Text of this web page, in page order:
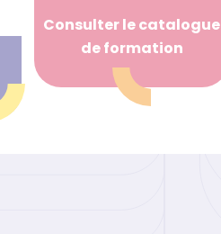
Consulter le catalogue
de formation